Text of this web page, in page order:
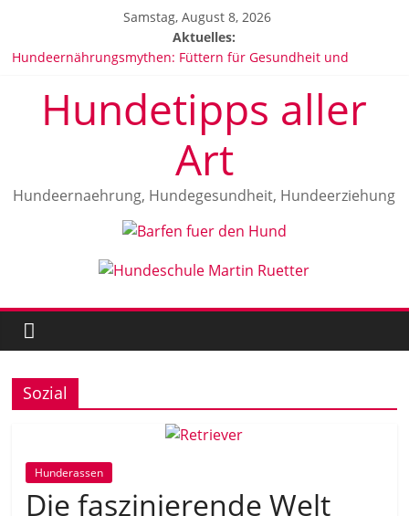
springen
Samstag, August 8, 2026
Aktuelles:
Hundeernährungsmythen: Füttern für Gesundheit und
Hundeallergien: Anzeichen, Ursachen und Behandlung
Vitamine für Hunde
Die beliebtesten Hunderassen in Deutschland 2025
Malinois Herrkunft und Geschichte
Hundetipps aller
Art
Hundeernaehrung, Hundegesundheit, Hundeerziehung
Sozial
Hunderassen
Die faszinierende Welt